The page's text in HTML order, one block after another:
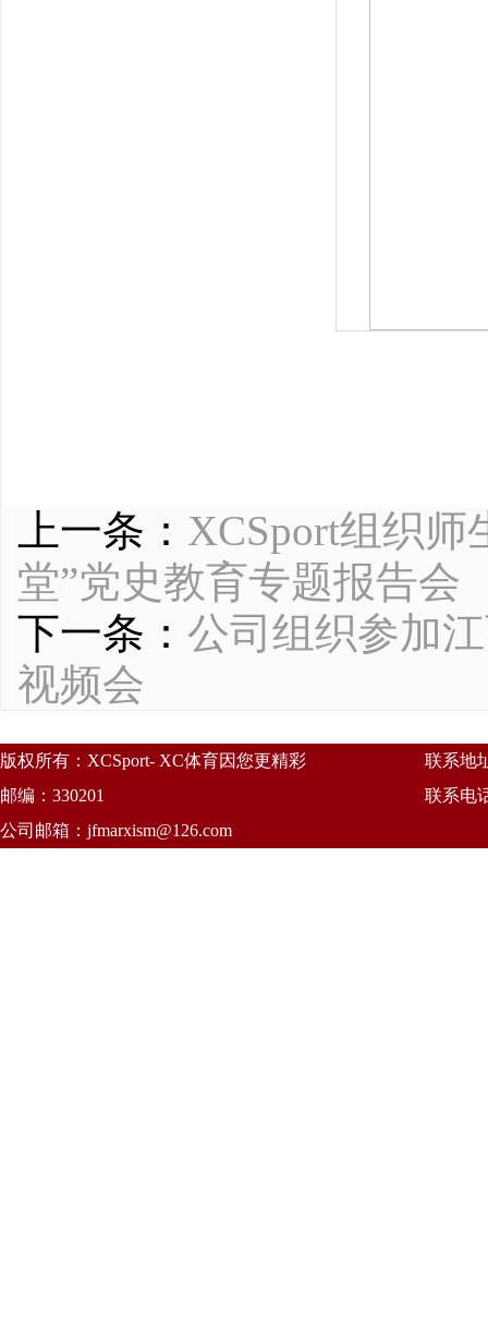
上一条： XCSport组织师
堂”党史教育专题报告会
下一条： 公司组织参加
视频会
版权所有：XCSport- XC体育因您更精彩
联系地
邮编：330201
联系电
公司邮箱： jfmarxism@126.com